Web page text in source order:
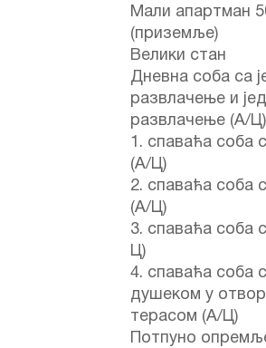
Мали апартман
(приземље)
Велики стан
Дневна соба са
развлачење и
развлачење (А/Ц)
1. спаваћа соба
(А/Ц)
2. спаваћа соба
(А/Ц)
3. спаваћа соба
Ц)
4. спаваћа соба
душеком у
терасом (А/Ц)
Потпуно